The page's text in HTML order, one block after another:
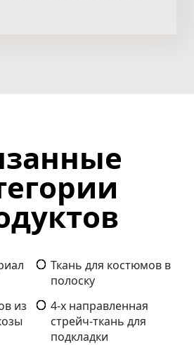
Ткань для костюмов в
полоску
из
4-х направленная
стрейч-ткань для
подкладки